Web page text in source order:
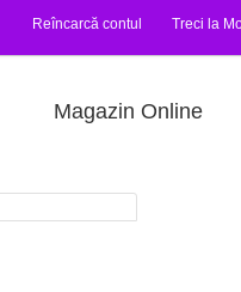
Reîncarcă contul Treci la
Magazin Online